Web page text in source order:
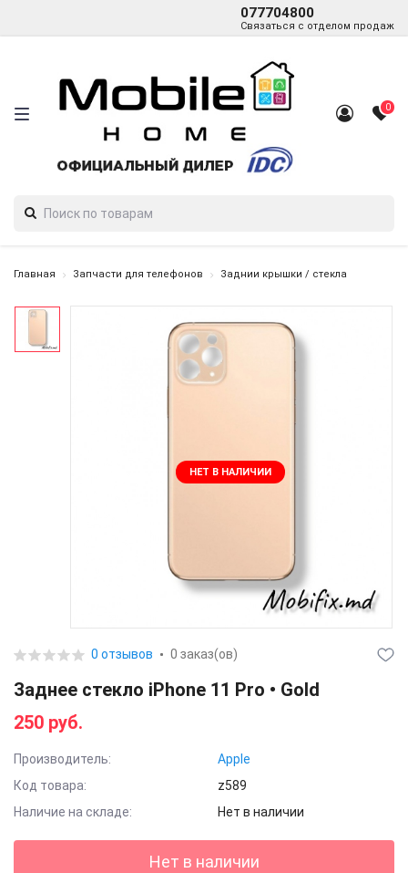
077704800
Связаться с отделом продаж
0
Главная Запчасти для телефонов Заднии крышки / стекла
НЕТ В НАЛИЧИИ
0 отзывов 0 заказ(ов)
Заднее стекло iPhone 11 Pro • Gold
250 руб.
Производитель:
Apple
Код товара:
z589
Наличие на складе:
Нет в наличии
Нет в наличии